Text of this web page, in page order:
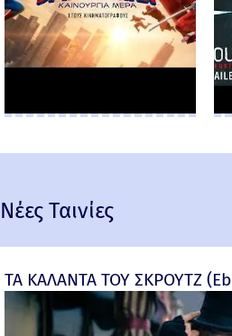
Νέες Ταινίες
ΤΑ ΚΑΛΑΝΤΑ ΤΟΥ ΣΚΡΟΥΤΖ